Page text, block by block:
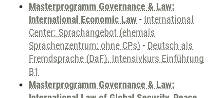
Masterprogramm Governance & Law:
International Economic Law - International
Center: Sprachangebot (ehemals
Sprachenzentrum; ohne CPs) - Deutsch als
Fremdsprache (DaF). Intensivkurs Einführung
B1
Masterprogramm Governance & Law: